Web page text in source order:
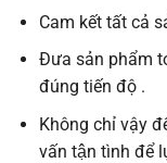
Cam kết tất cả
Đưa sản phẩm
đúng tiến độ .
Không chỉ vậy
vấn tận tình để